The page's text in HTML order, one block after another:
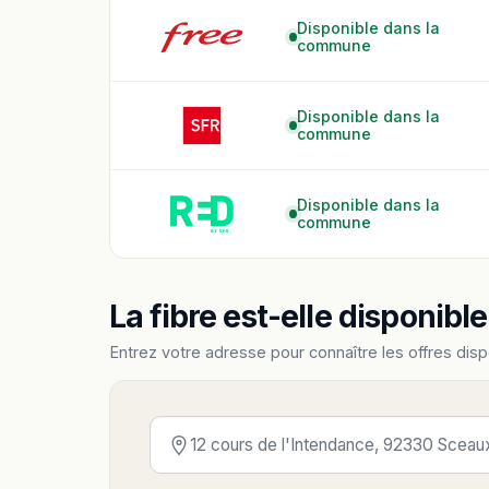
Disponible dans la
commune
Disponible dans la
commune
Disponible dans la
commune
La fibre est-elle
Entrez votre adresse pour connaître les offres